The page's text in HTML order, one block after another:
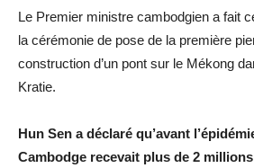
Le Premier ministre cambodgien a fait
la cérémonie de pose de la première
construction d’un pont sur le Mékong
Kratie.
Hun Sen a déclaré qu’avant
Cambodge recevait plus de 2